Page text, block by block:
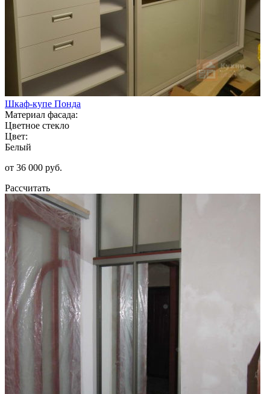
Шкаф-купе Понда
Материал фасада:
Цветное стекло
Цвет:
Белый
от 36 000 руб.
Рассчитать